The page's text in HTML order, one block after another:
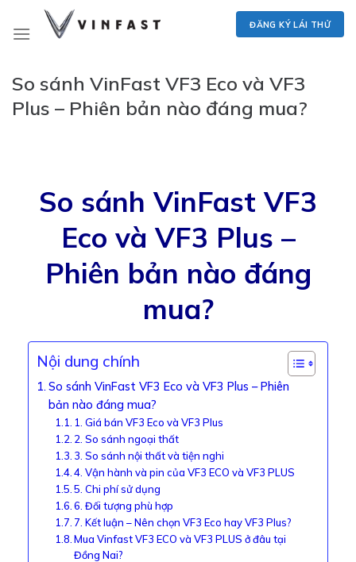
ĐĂNG KÝ LÁI THỬ
So sánh VinFast VF3 Eco và VF3
Plus – Phiên bản nào đáng mua?
So sánh VinFast VF3
Eco và VF3 Plus –
Phiên bản nào đáng
mua?
Nội dung chính
So sánh VinFast VF3 Eco và VF3 Plus – Phiên
bản nào đáng mua?
1. Giá bán VF3 Eco và VF3 Plus
2. So sánh ngoại thất
3. So sánh nội thất và tiện nghi
4. Vận hành và pin của VF3 ECO và VF3 PLUS
5. Chi phí sử dụng
6. Đối tượng phù hợp
7. Kết luận – Nên chọn VF3 Eco hay VF3 Plus?
Mua Vinfast VF3 ECO và VF3 PLUS ở đâu tại
Đồng Nai?